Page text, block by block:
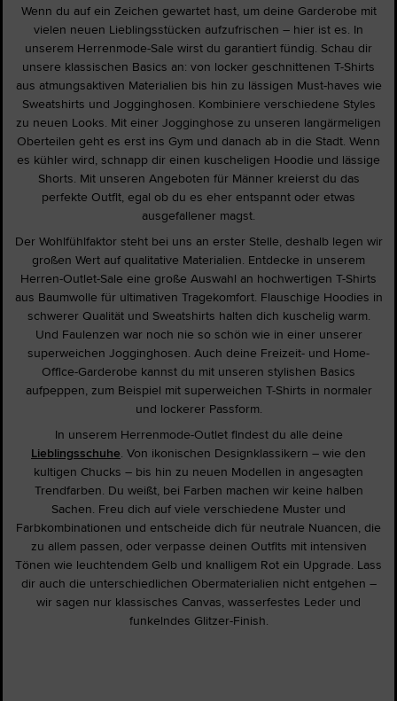
Wenn du auf ein Zeichen gewartet hast, um deine Garderobe mit
vielen neuen Lieblingsstücken aufzufrischen – hier ist es. In
unserem Herrenmode-Sale wirst du garantiert fündig. Schau dir
unsere klassischen Basics an: von locker geschnittenen T-Shirts
aus atmungsaktiven Materialien bis hin zu lässigen Must-haves wie
Sweatshirts und Jogginghosen. Kombiniere verschiedene Styles
zu neuen Looks. Mit einer Jogginghose zu unseren langärmeligen
Oberteilen geht es erst ins Gym und danach ab in die Stadt. Wenn
es kühler wird, schnapp dir einen kuscheligen Hoodie und lässige
Shorts. Mit unseren Angeboten für Männer kreierst du das
perfekte Outfit, egal ob du es eher entspannt oder etwas
ausgefallener magst.
Der Wohlfühlfaktor steht bei uns an erster Stelle, deshalb legen wir
großen Wert auf qualitative Materialien. Entdecke in unserem
Herren-Outlet-Sale eine große Auswahl an hochwertigen T-Shirts
aus Baumwolle für ultimativen Tragekomfort. Flauschige Hoodies in
schwerer Qualität und Sweatshirts halten dich kuschelig warm.
Und Faulenzen war noch nie so schön wie in einer unserer
superweichen Jogginghosen. Auch deine Freizeit- und Home-
Office-Garderobe kannst du mit unseren stylishen Basics
aufpeppen, zum Beispiel mit superweichen T-Shirts in normaler
und lockerer Passform.
In unserem Herrenmode-Outlet findest du alle deine
Lieblingsschuhe. Von ikonischen Designklassikern – wie den
kultigen Chucks – bis hin zu neuen Modellen in angesagten
Trendfarben. Du weißt, bei Farben machen wir keine halben
Sachen. Freu dich auf viele verschiedene Muster und
Farbkombinationen und entscheide dich für neutrale Nuancen, die
zu allem passen, oder verpasse deinen Outfits mit intensiven
Tönen wie leuchtendem Gelb und knalligem Rot ein Upgrade. Lass
dir auch die unterschiedlichen Obermaterialien nicht entgehen –
wir sagen nur klassisches Canvas, wasserfestes Leder und
funkelndes Glitzer-Finish.